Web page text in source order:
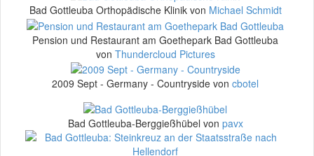
Bad Gottleuba Orthopädische Klinik von Michael Schmidt
Pension und Restaurant am Goethepark Bad Gottleuba
von Thundercloud Pictures
2009 Sept - Germany - Countryside von cbotel
Bad Gottleuba-Berggießhübel von pavx